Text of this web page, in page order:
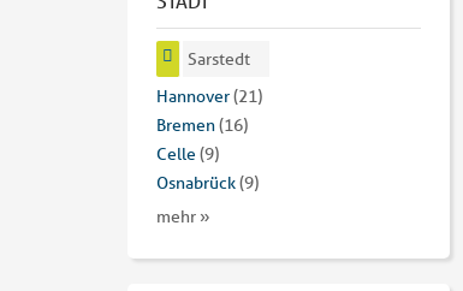
Sarstedt
Hannover(21)
Bremen(16)
Celle (9)
Osnabrück(9)
mehr »